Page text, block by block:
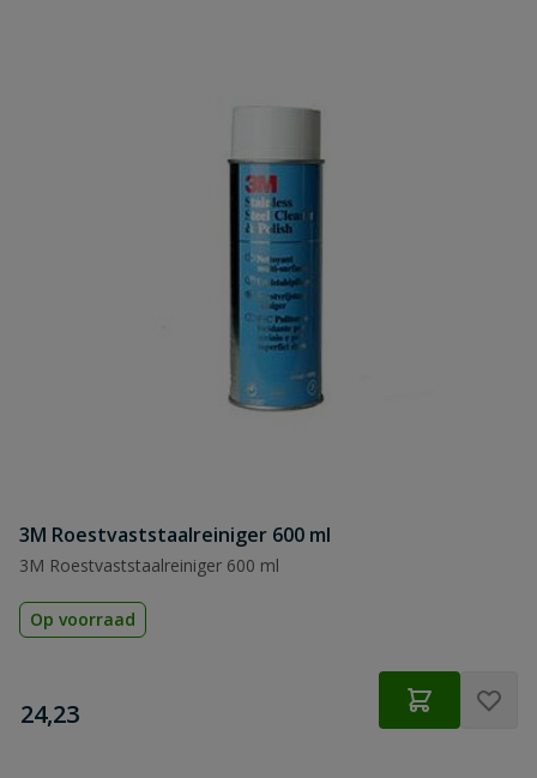
3M Roestvaststaalreiniger 600 ml
3M Roestvaststaalreiniger 600 ml
Op voorraad
€
24,23